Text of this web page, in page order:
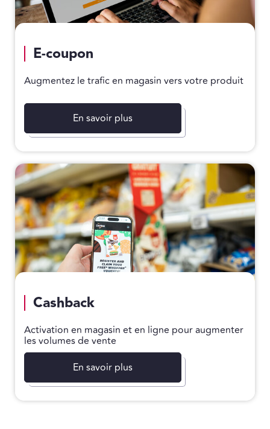
E-coupon
Augmentez le trafic en magasin vers votre produit
En savoir plus
Cashback
Activation en magasin et en ligne pour augmenter
les volumes de vente
En savoir plus